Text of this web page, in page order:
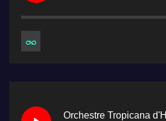
Orchestre Tropicana